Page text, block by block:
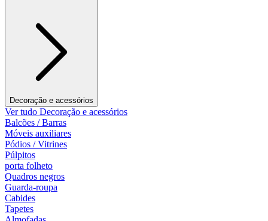
Decoração e acessórios
Ver tudo Decoração e acessórios
Balcões / Barras
Móveis auxiliares
Pódios / Vitrines
Púlpitos
porta folheto
Quadros negros
Guarda-roupa
Cabides
Tapetes